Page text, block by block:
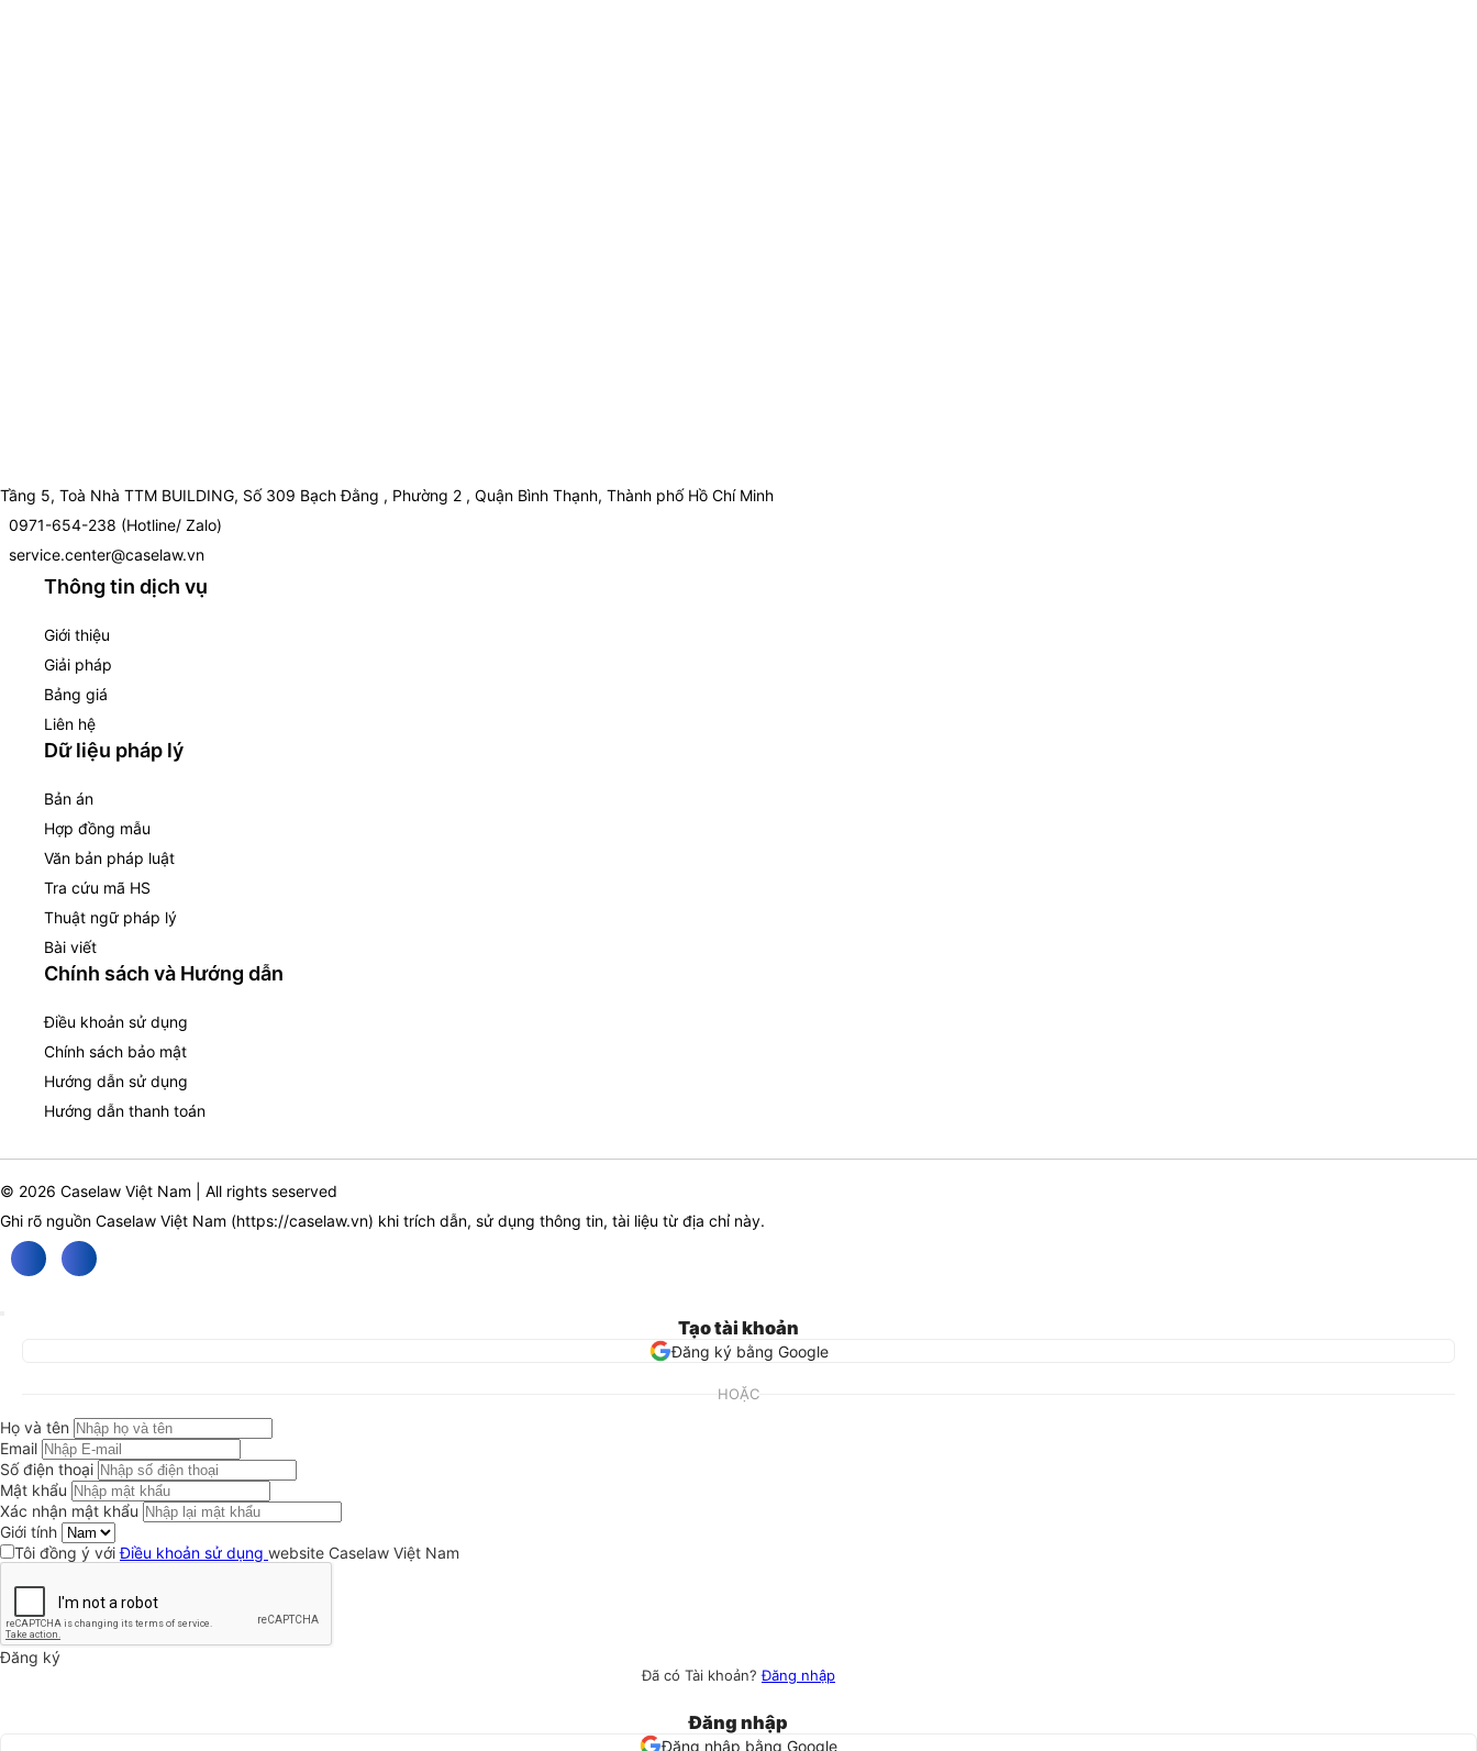
Tầng 5, Toà Nhà TTM BUILDING, Số 309 Bạch Đằng , Phường 2 , Quận Bình Thạnh, Thành phố Hồ Chí Minh
0971-654-238 (Hotline/ Zalo)
service.center@caselaw.vn
Thông tin dịch vụ
Giới thiệu
Giải pháp
Bảng giá
Liên hệ
Dữ liệu pháp lý
Bản án
Hợp đồng mẫu
Văn bản pháp luật
Tra cứu mã HS
Thuật ngữ pháp lý
Bài viết
Chính sách và Hướng dẫn
Điều khoản sử dụng
Chính sách bảo mật
Hướng dẫn sử dụng
Hướng dẫn thanh toán
© 2026 Caselaw Việt Nam | All rights seserved
Ghi rõ nguồn Caselaw Việt Nam (https://caselaw.vn) khi trích dẫn, sử dụng thông tin, tài liệu từ địa chỉ này.
Tạo tài khoản
Đăng ký bằng Google
HOẶC
Họ và tên
Email
Số điện thoại
Mật khẩu
Xác nhận mật khẩu
Giới tính
Tôi đồng ý vớiĐiều khoản sử dụng website Caselaw Việt Nam
Đăng ký
Đã có Tài khoản?Đăng nhập
Đăng nhập
Đăng nhập bằng Google